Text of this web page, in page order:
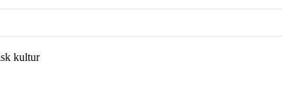
kultur